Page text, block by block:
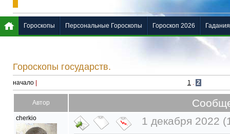
Гороскопы государств.
начало 1 . 2
Автор
cherkio 1 декабря 2022
Гороскопы Персональные Гороскопы Гороскоп 2026 Гадания